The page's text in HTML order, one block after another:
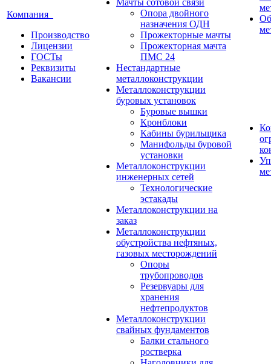
Компания
Производство
Лицензии
ГОСТы
Реквизиты
Вакансии
Мачты сотовой связи
Опора двойного
назначения ОДН
Прожекторные мачты
Прожекторная мачта
ПМС 24
Нестандартные
металлоконструкции
Металлоконструкции
буровых установок
Буровые вышки
Кронблоки
Кабины бурильщика
Манифольды буровой
установки
Металлоконструкции
инженерных сетей
Технологические
эстакады
Металлоконструкции на
заказ
Металлоконструкции
обустройства нефтяных,
газовых месторождений
Опоры
трубопроводов
Резервуары для
хранения
нефтепродуктов
Металлоконструкции
свайных фундаментов
Балки стального
ростверка